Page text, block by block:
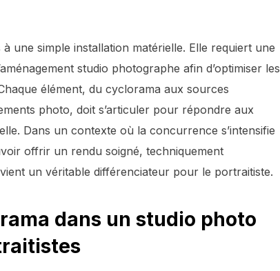
une simple installation matérielle. Elle requiert une
studio photographe afin d’optimiser les
élément, du cyclorama aux sources
photo, doit s’articuler pour répondre aux
Dans un contexte où la concurrence s’intensifie
offrir un rendu soigné, techniquement
un véritable différenciateur pour le portraitiste.
dans un studio photo